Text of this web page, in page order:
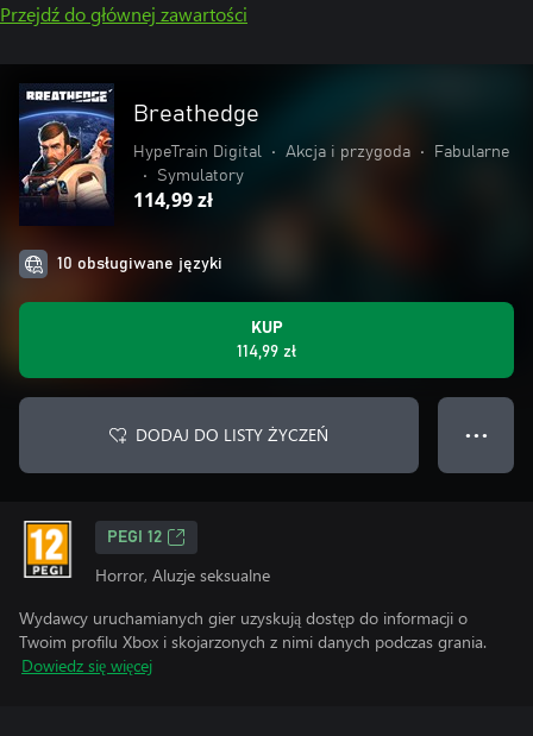
Przejdź do głównej zawartości
Breathedge
HypeTrain Digital‬ • Akcja i przygoda •
Fabularne
•
Symulatory
114,99 zł
10 obsługiwane języki
KUP
114,99 zł
DODAJ DO LISTY ŻYCZEŃ ● ● ●
PEGI 12
Horror, Aluzje seksualne
Wydawcy uruchamianych gier uzyskują dostęp do informacji o
Twoim profilu Xbox i skojarzonych z nimi danych podczas grania.
Dowiedz się więcej